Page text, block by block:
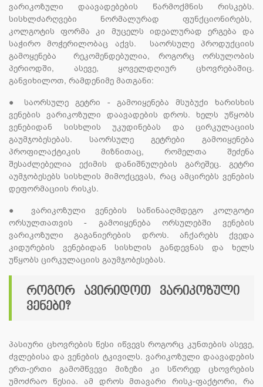
ვარიკოზული დაავადებების წარმოქმნის რისკებს.
სისხლძარღვები ნორმალურად ფუნქციონირებს,
კოლგოტის ფორმა კი მუცელს იდეალურად ერგება და
საჭირო მოჭერილობაც აქვს. საორსულე პროდუქციის
გამოყენება რეკომენდებულია, როგორც ორსულობის
პერიოდში, ასევე, ყოველდღიურ ცხოვრებაშიც.
განვიხილოთ, რამდენიმე მათგანი:
●
საორსულე გეტრი - გამოიყენება მსუბუქი ხარისხის
ვენების ვარიკოზული დაავადების დროს. ხელს უწყობს
ვენებიდან სისხლის უკუდინებას და ცირკულაციის
გაუმჯობესებას. საორსულე გეტრები გამოიყენება
პროფილაქტიკის მიზნითაც, რომელთა შეძენა
შესაძლებელია ექიმის დანიშნულების გარეშეც. გეტრი
აუმჯობესებს სისხლის მიმოქცევას, რაც ამცირებს ვენების
დეფორმაციის რისკს.
●
ვარიკოზული ვენების საწინააღმდეგო კოლგოტი
ორსულთათვის - გამოიყენება ორსულებში ვენების
ვარიკოზული გაგანიერების დროს. აჩქარებს ქვედა
კიდურების ვენებიდან სისხლის განდევნას და ხელს
უწყობს ცირკულაციის გაუმჯობესებას.
როგორ ავირიდოთ ვარიკოზული
ვენები?
პასიური ცხოვრების წესი იწვევს როგორც კუნთების ასევე,
ძვლებისა და ვენების ტკივილს. ვარიკოზული დაავადების
ერთ-ერთი გამომწვევი მიზეზი კი სწორედ ცხოვრების
უმოძრაო წესია. ამ დროს მთავარი რისკ-ფაქტორი, რა